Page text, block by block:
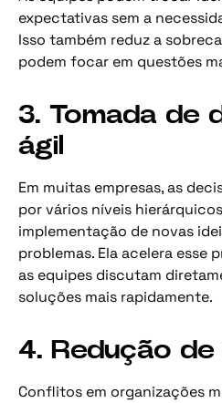
expectativas sem a
Isso também reduz a
podem focar em questões
3. Tomada de
ágil
Em muitas empresas, as
por vários níveis
implementação de novas
problemas. Ela acelera esse
as equipes discutam
soluções mais rapidamente.
4. Redução
Conflitos em organizações